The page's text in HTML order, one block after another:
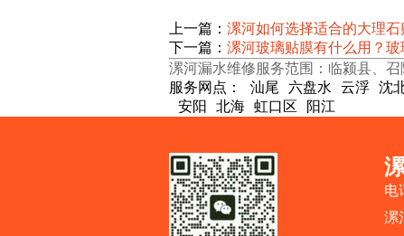
上一篇： 漯河如何选择适合的大理石
下一篇： 漯河玻璃贴膜有什么用？
漯河漏水维修服务范围：临颍县、召
服务网点：
汕尾 六盘水 云浮 沈
安阳
北海 虹口区 阳江
电
漯